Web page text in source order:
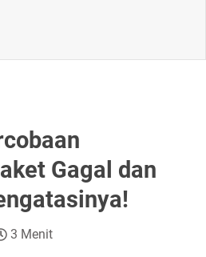
Gagal dan
3 Menit